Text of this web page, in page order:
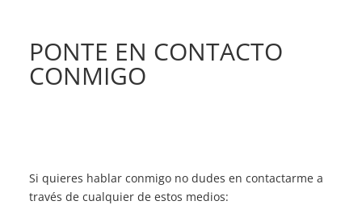
PONTE EN CONTACTO
CONMIGO
Si quieres hablar conmigo no dudes en contactarme a
través de cualquier de estos medios: